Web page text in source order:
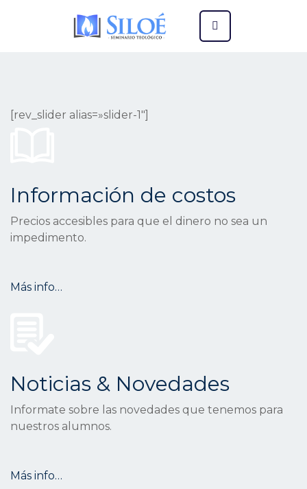
[rev_slider alias=»slider-1″]
Información de costos
Precios accesibles para que el dinero no sea un
impedimento.
Más info…
Noticias & Novedades
Informate sobre las novedades que tenemos para
nuestros alumnos.
Más info…